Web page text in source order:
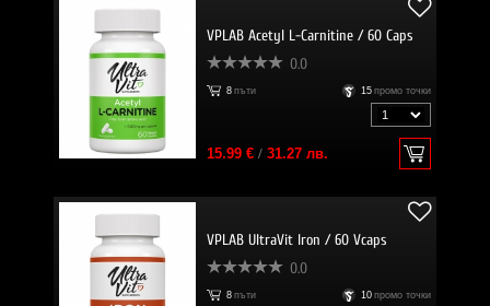
VPLAB Acetyl L-Carnitine / 60 Caps
0.0
8 пъти 15 промо точки
15.99 €/ 31.27 лв.
VPLAB UltraVit Iron / 60 Vcaps
0.0
8 пъти 10 промо точки